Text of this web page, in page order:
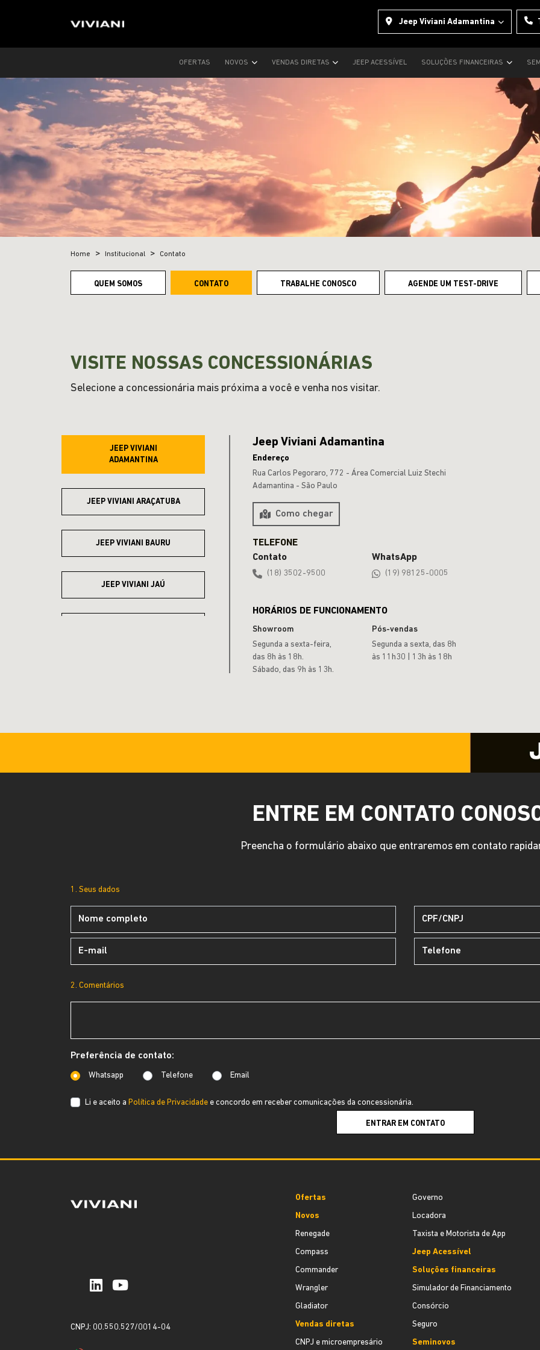
Jeep Viviani Adamantina
OFERTAS NOVOS VENDAS DIRETAS JEEP ACESSÍVEL SOLUÇÕES FINANCEIRAS
Home Institucional Contato
QUEM SOMOS CONTATO TRABALHE CONOSCO AGENDE UM TEST-DRIVE
VISITE NOSSAS CONCESSIONÁRIAS
Selecione a concessionária mais próxima a você e venha nos visitar.
JEEP VIVIANI
ADAMANTINA
JEEP VIVIANI ARAÇATUBA
JEEP VIVIANI BAURU
JEEP VIVIANI JAÚ
Jeep Viviani Adamantina
Endereço
Rua Carlos Pegoraro, 772 - Área Comercial Luiz Stechi
Adamantina - São Paulo
Como chegar
Contato
(18) 3502-9500
WhatsApp
(19) 98125-0005
HORÁRIOS DE FUNCIONAMENTO
Showroom
Segunda a sexta-feira,
das 8h às 18h.
Sábado, das 9h às 13h.
Pós-vendas
Segunda a sexta, das 8h
às 11h30 | 13h às 18h
ENTRE EM CONTATO
Preencha o formulário abaixo que entraremos em contato
1. Seus dados
2. Comentários
Preferência de contato:
Whatsapp Telefone Email
Li e aceito a Política de Privacidade e concordo em receber comunicações da concessionária.
ENTRAR EM CONTATO
CNPJ: 00.550.527/0014-04
Ofertas
Novos
Renegade
Compass
Commander
Wrangler
Gladiator
Vendas diretas
CNPJ e microempresário
Governo
Locadora
Taxista e Motorista de App
Jeep Acessível
Soluções financeiras
Simulador de Financiamento
Consórcio
Seguro
Seminovos